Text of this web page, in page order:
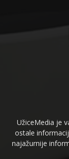
UžiceMedia je
ostale
najažurnije